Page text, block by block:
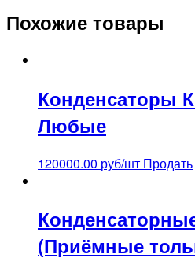
Похожие товары
Конденсаторы
Любые
120000.00 руб/шт Продать
(Приёмные